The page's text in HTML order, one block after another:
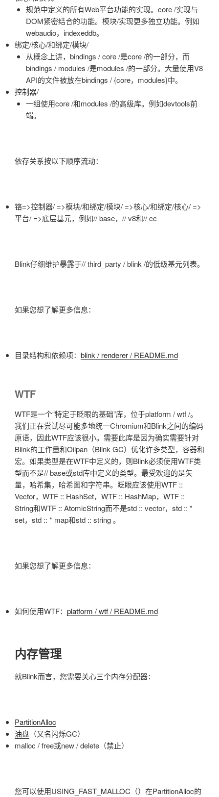
规范中定义的所有Web平台功能的实现。core /实现与
DOM紧密结合的功能。模块/实现更多独立功能。例如
webaudio，indexeddb。
绑定/核心/和绑定/模块/
从概念上讲，bindings / core /是core /的一部分，而
bindings / modules /是modules /的一部分。大量使用V8
API的文件被放在bindings / {core，modules}中。
控制器/
一组使用core /和modules /的高级库。例如devtools前
端。
依存关系按以下顺序流动：
铬=>控制器/ =>模块/和绑定/模块/ =>核心/和绑定/核心/ =>
平台/ =>底层基元，例如// base，// v8和// cc
Blink仔细维护暴露于// third_party / blink /的低级基元列表。
如果您想了解更多信息：
目录结构和依赖项： blink / renderer / README.md
WTF
WTF是一个“特定于眨眼的基础”库，位于platform / wtf /。
我们正在尝试尽可能多地统一Chromium和Blink之间的编码
原语，因此WTF应该很小。需要此库是因为确实需要针对
Blink的工作量和Oilpan（Blink GC）优化许多类型，容器和
宏。如果类型是在WTF中定义的，则Blink必须使用WTF类
型而不是// base或std库中定义的类型。最受欢迎的是矢
量，哈希集，哈希图和字符串。眨眼应该使用WTF ::
Vector，WTF :: HashSet，WTF :: HashMap，WTF ::
String和WTF :: AtomicString而不是std :: vector，std :: *
set，std :: * map和std :: string 。
如果您想了解更多信息：
如何使用WTF： platform / wtf / README.md
内存管理
就Blink而言，您需要关心三个内存分配器：
PartitionAlloc
油盘 （又名闪烁GC）
malloc / free或new / delete（禁止）
您可以使用USING_FAST_MALLOC（）在PartitionAlloc的